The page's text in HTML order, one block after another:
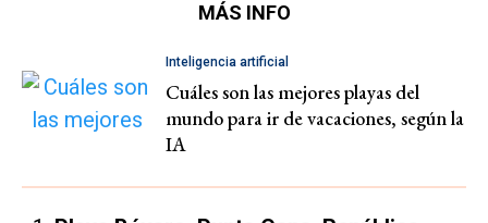
MÁS INFO
Inteligencia artificial
Cuáles son las mejores playas del
mundo para ir de vacaciones, según la
IA